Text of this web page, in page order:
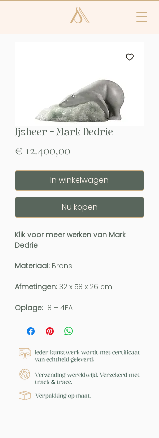
Ijsbeer - Mark Dedrie
€ 12.400,00Prijs
In winkelwagen
Nu kopen
Klik voor meer werken van Mark
Dedrie
Materiaal: Brons
Afmetingen: 32 x 58 x 26 cm
Oplage: 8 + 4EA